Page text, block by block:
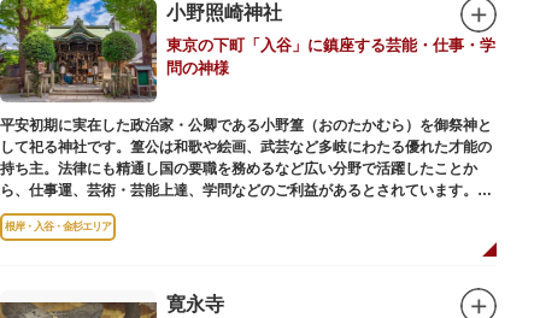
創建当初の社号は「石清水八幡宮」でしたが、1951年に「藏前神社」へと改
称しました。江戸城鬼門除の守護神ならびに徳川将軍家祈願所の一社として
尊崇され、社地は200石の朱印地を賜り、江戸を代表する名社のひとつに数
えられています。赤穂義士討ち入りの成功祈願や、落語の演目にある「元
犬」ゆかりの神社としても知られるパワースポットです。
小野照崎神社
東京の下町「入谷」に鎮座する芸能・仕事・学
問の神様
平安初期に実在した政治家・公卿である小野篁（おのたかむら）を御祭神と
して祀る神社です。篁公は和歌や絵画、武芸など多岐にわたる優れた才能の
持ち主。法律にも精通し国の要職を務めるなど広い分野で活躍したことか
ら、仕事運、芸術・芸能上達、学問などのご利益があるとされています。
境内には、国の重要有形民俗文化財であるミニチュアの富士山「富士塚」
や、日本三大に数えられる「庚申塚」、昭和を代表する囲碁棋士・藤沢秀行
印は、うっとりするほど美しいデザインで人気を博しています。
根岸・入谷・金杉エリア
寛永寺